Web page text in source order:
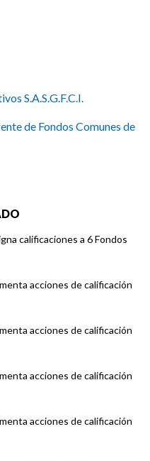
S.A.S.G.F.C.I.
de Fondos Comunes de
(IAM)
calificaciones a 6 Fondos
acciones de calificación
acciones de calificación
acciones de calificación
acciones de calificación